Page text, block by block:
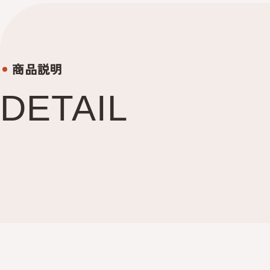
を
ら
す
や
す
商品説明
DETAIL